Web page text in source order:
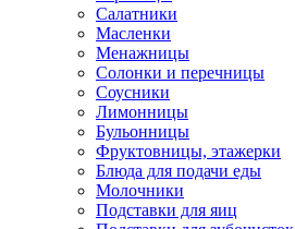
Салатники
Масленки
Менажницы
Солонки и перечницы
Соусники
Лимонницы
Бульонницы
Фруктовницы, этажерки
Блюда для подачи еды
Молочники
Подставки для яиц